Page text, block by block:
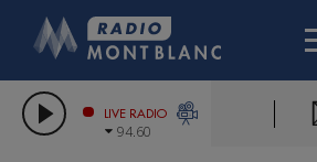
LES CHRONIQUES DE
CITIZEN
GRAND MASSIF DOMAINES
COMPAGNIE DU MONT-
LIVE RADIO
94.60